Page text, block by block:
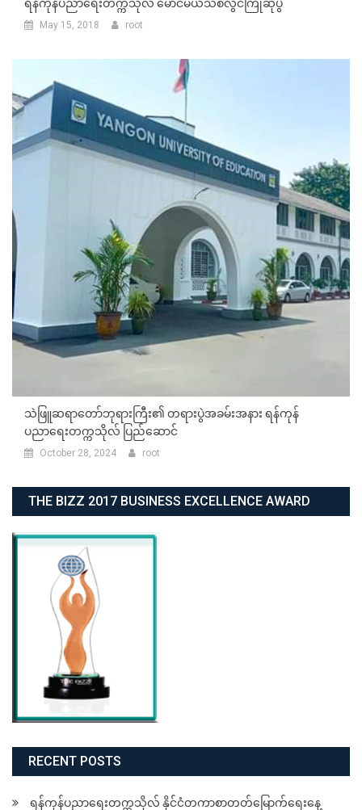
ရန်ကုန်ပညာရေးတက္ကသိုလ် မောင်မယ်သစ်လွင်ကြိုဆိုပွဲ
May 15, 2018 root
သဲဖြူဆရာတော်ဘုရားကြီး၏ တရားပွဲအခမ်းအနား ရန်ကုန်
ပညာရေးတက္ကသိုလ် ပြည်ဆောင်
October 28, 2024 root
THE BIZZ 2017 BUSINESS EXCELLENCE AWARD
RECENT POSTS
ရန်ကုန်ပညာရေးတက္ကသိုလ် နိုင်ငံတကာစာတတ်မြောက်ရေးနေ့